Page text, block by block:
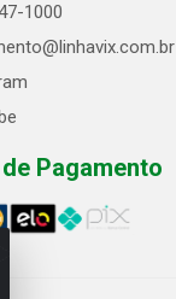
1000
Pagamento